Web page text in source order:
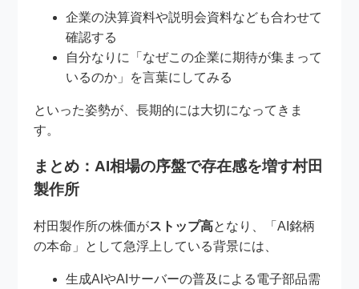
企業の決算資料や説明会資料なども合わせて
確認する
自分なりに「なぜこの企業に期待が集まって
いるのか」を言葉にしてみる
といった姿勢が、長期的には大切になってきま
す。
まとめ：AI相場の序盤で存在感を増す村田
製作所
村田製作所の株価がストップ高となり、「AI銘柄
の本命」として急浮上している背景には、
生成AIやAIサーバーの普及による電子部品需